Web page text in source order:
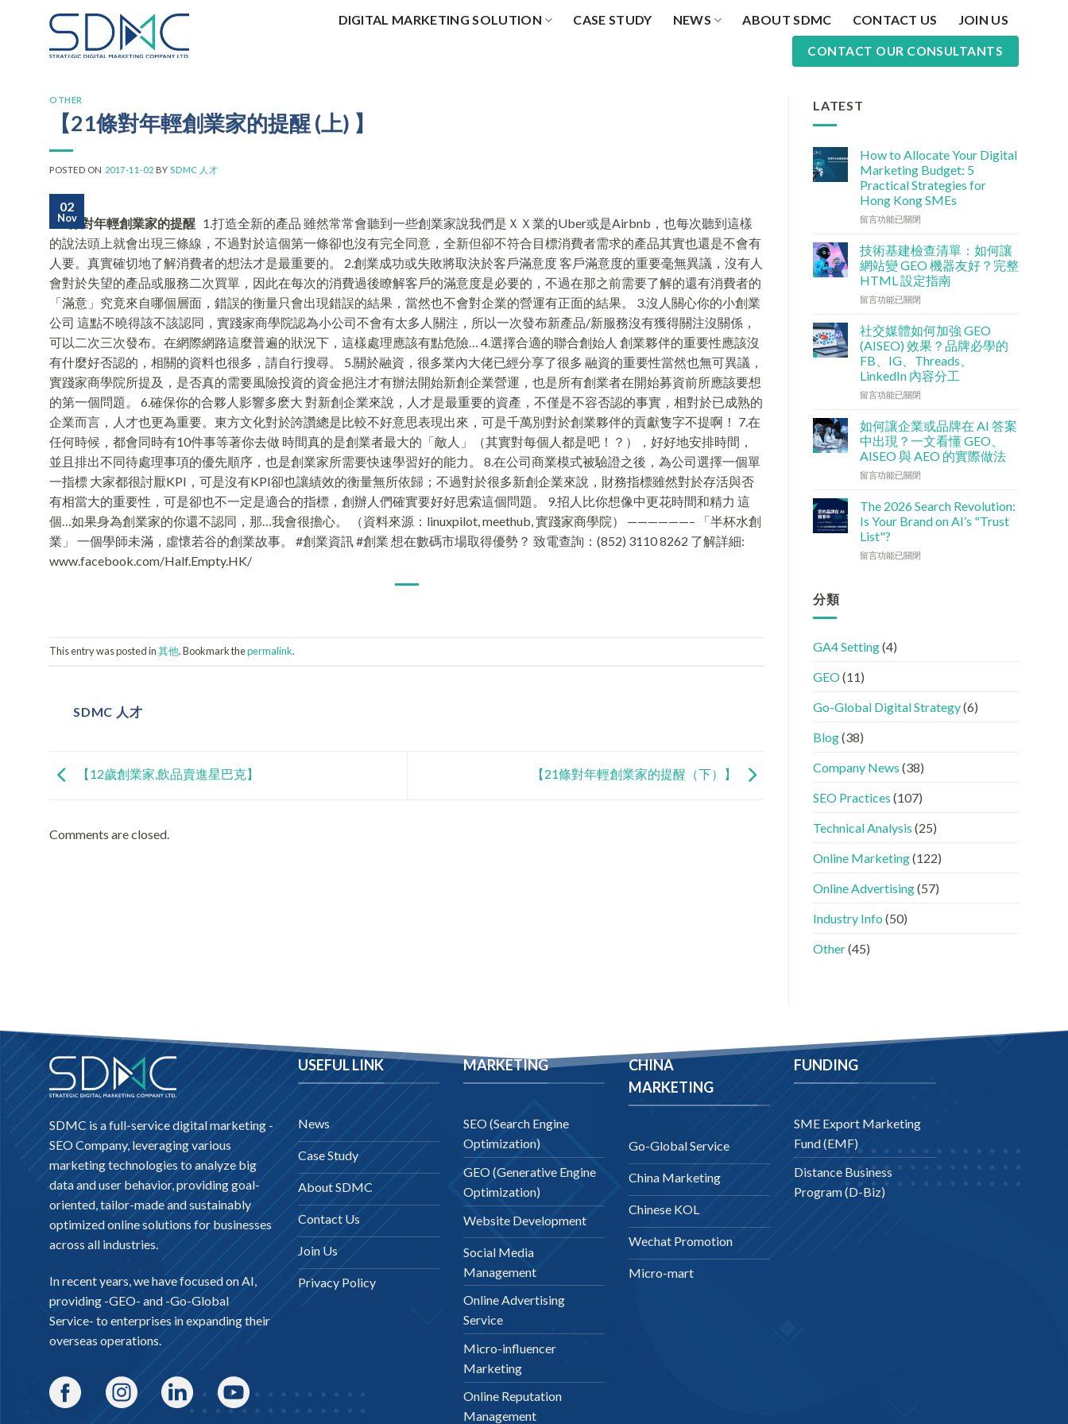
DIGITAL MARKETING SOLUTION CASE STUDY NEWS ABOUT SDMC CONTACT US JOIN US
CONTACT OUR CONSULTANTS
OTHER
【21條對年輕創業家的提醒 (上) 】
POSTED ON 2017-11-02 BY SDMC 人才
02
Nov
21條對年輕創業家的提醒 1.打造全新的產品 雖然常常會聽到一些創業家說我們是ＸＸ業的Uber或是Airbnb，也每次聽到這樣
的說法頭上就會出現三條線，不過對於這個第一條卻也沒有完全同意，全新但卻不符合目標消費者需求的產品其實也還是不會有
人要。真實確切地了解消費者的想法才是最重要的。 2.創業成功或失敗將取決於客戶滿意度 客戶滿意度的重要毫無異議，沒有人
會對於失望的產品或服務二次買單，因此在每次的消費過後瞭解客戶的滿意度是必要的，不過在那之前需要了解的還有消費者的
「滿意」究竟來自哪個層面，錯誤的衡量只會出現錯誤的結果，當然也不會對企業的營運有正面的結果。 3.沒人關心你的小創業
公司 這點不曉得該不該認同，實踐家商學院認為小公司不會有太多人關注，所以一次發布新產品/新服務沒有獲得關注沒關係，
可以二次三次發布。在網際網路這麼普遍的狀況下，這樣處理應該有點危險… 4.選擇合適的聯合創始人 創業夥伴的重要性應該沒
有什麼好否認的，相關的資料也很多，請自行搜尋。 5.關於融資，很多業內大佬已經分享了很多 融資的重要性當然也無可異議，
實踐家商學院所提及，是否真的需要風險投資的資金挹注才有辦法開始新創企業營運，也是所有創業者在開始募資前所應該要想
的第一個問題。 6.確保你的合夥人影響多麽大 對新創企業來說，人才是最重要的資產，不僅是不容否認的事實，相對於已成熟的
企業而言，人才也更為重要。東方文化對於誇讚總是比較不好意思表現出來，可是千萬別對於創業夥伴的貢獻隻字不提啊！ 7.在
任何時候，都會同時有10件事等著你去做 時間真的是創業者最大的「敵人」（其實對每個人都是吧！？），好好地安排時間，
並且排出不同待處理事項的優先順序，也是創業家所需要快速學習好的能力。 8.在公司商業模式被驗證之後，為公司選擇一個單
一指標 大家都很討厭KPI，可是沒有KPI卻也讓績效的衡量無所依歸；不過對於很多新創企業來說，財務指標雖然對於存活與否
有相當大的重要性，可是卻也不一定是適合的指標，創辦人們確實要好好思索這個問題。 9.招人比你想像中更花時間和精力 這
個…如果身為創業家的你還不認同，那…我會很擔心。 （資料來源：linuxpilot, meethub, 實踐家商學院） ——————– 「半杯水創
業」 一個學師未滿，虛懷若谷的創業故事。 #創業資訊 #創業 想在數碼市場取得優勢？ 致電查詢：(852) 3110 8262 了解詳細:
www.facebook.com/Half.Empty.HK/
This entry was posted in其他. Bookmark thepermalink.
SDMC 人才
【12歲創業家,飲品賣進星巴克】 【21條對年輕創業家的提醒（下）】
Comments are closed.
LATEST
How to Allocate Your Digital
Marketing Budget: 5
Practical Strategies for
Hong Kong SMEs
在
碼
行
銷
預
算
分
配？
香
港
中
小
5
大
實
用
策
中
留言功能已關閉
技術基建檢查清單：如何讓
網站變 GEO 機器友好？完整
HTML 設定指南
在
術
基
建
檢
查
清
如
何
讓
網
站
GEO
機
器
友
好？
南〉
留言功能已關閉
社交媒體如何加強 GEO
(AISEO) 效果？品牌必學的
FB、IG、Threads、
LinkedIn 內容分工
在
交
媒
體
如
何
強
(AISEO)
效
果？
IG、
LinkedIn
容
工〉
中
留言功能已關閉
如何讓企業或品牌在 AI 答案
中出現？一文看懂 GEO、
AISEO 與 AEO 的實際做法
在
何
讓
企
業
或
中
現？
GEO、
與
的
際
中
留言功能已關閉
The 2026 Search Revolution:
Is Your Brand on AI’s "Trust
List"?
在
已
進
代
品
如
進
的
任
單」？〉
留言功能已關閉
分類
GA4 Setting(4)
GEO(11)
Go-Global Digital Strategy(6)
Blog(38)
Company News (38)
SEO Practices (107)
Technical Analysis (25)
Online Marketing(122)
Online Advertising(57)
Industry Info (50)
Other(45)
SDMC is a full-service digital marketing -
SEO Company, leveraging various
marketing technologies to analyze big
data and user behavior, providing goal-
oriented, tailor-made and sustainably
optimized online solutions for businesses
across all industries.
In recent years, we have focused on AI,
providing -GEO- and -Go-Global
Service- to enterprises in expanding their
overseas operations.
USEFUL LINK
News
Case Study
About SDMC
Contact Us
Join Us
Privacy Policy
MARKETING
SEO (Search Engine
Optimization)
GEO (Generative Engine
Optimization)
Website Development
Social Media
Management
Online Advertising
Service
Micro-influencer
Marketing
Online Reputation
Management
CHINA
MARKETING
Go-Global Service
China Marketing
Chinese KOL
Wechat Promotion
Micro-mart
FUNDING
SME Export Marketing
Fund (EMF)
Distance Business
Program (D-Biz)